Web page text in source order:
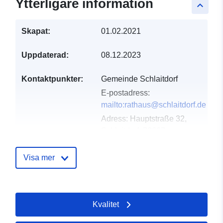
keyboard_arrow_up
Ytterligare information
Skapat: 01.02.2021
Uppdaterad: 08.12.2023
Kontaktpunkter:
Gemeinde Schlaitdorf
E-postadress:
mailto:rathaus@schlaitdorf.de
Adress: Hauptstraße 32,
Katalogregister: Läggs till i data.europa.eu: 21
February 2026
Uppdaterad på data.europa.eu:
Visa mer
Kvalitet